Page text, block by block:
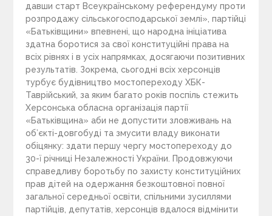
давши старт Всеукраїнському референдуму проти
розпродажу сільськогосподарської землі», партійці
«Батьківщини» впевнені, що народна ініціатива
здатна боротися за свої конституційні права на
всіх рівнях і в усіх напрямках, досягаючи позитивних
результатів. Зокрема, сьогодні всіх херсонців
турбує будівництво мостопереходу ХБК-
Таврійський, за яким багато років поспіль стежить
Херсонська обласна організація партії
«Батьківщина» аби не допустити зловживань на
об’єкті-довгобуді та змусити владу виконати
обіцянку: здати першу чергу мостопереходу до
30-ї річниці Незалежності України. Продовжуючи
справедливу боротьбу по захисту конституційних
прав дітей на одержання безкоштовної повної
загальної середньої освіти, спільними зусиллями
партійців, депутатів, херсонців вдалося відмінити